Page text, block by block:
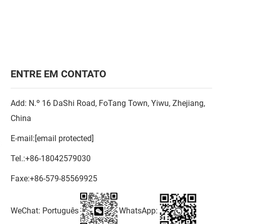
ENTRE EM CONTATO
Add: N.º 16 DaShi Road, FoTang Town, Yiwu, Zhejiang,
China
E-mail:[email protected]
Tel.:+86-18042579030
Faxe:+86-579-85569925
WeChat: Português WhatsApp: